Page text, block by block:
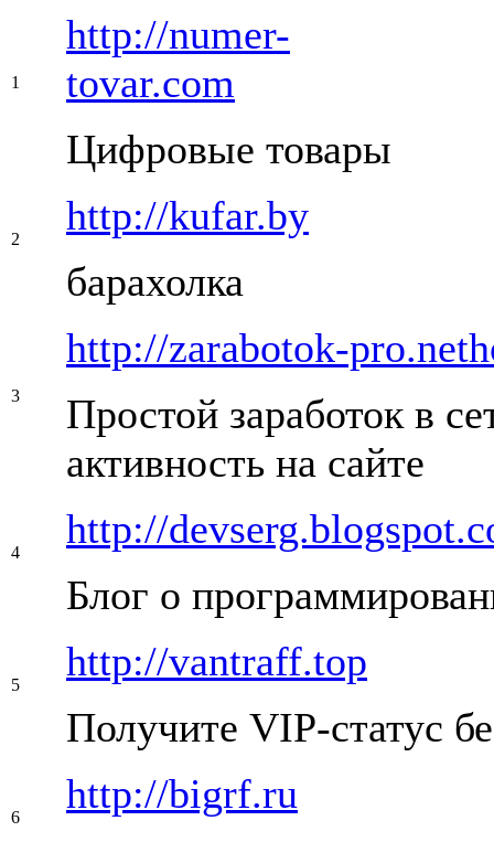
1
http://numer-
tovar.com
Цифровые товары
2
http://kufar.by
барахолка
3
http://zarabotok-
Простой заработок в
активность на сайте
4
http://
Блог о
5
http://vantraff.top
Получите VIP-статус
6
http://bigrf.ru